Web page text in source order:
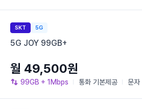
SKT 5G
5G JOY 99GB+
99GB + 1Mbps 통화 기본제공 문자
월 49,500원